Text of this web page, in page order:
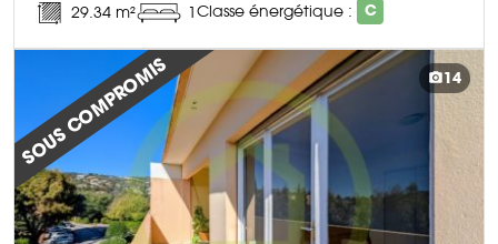
29.34 m² 1Classe énergétique : C
DÉCOUVRIR CE BIEN
SOUS COMPROMIS 14